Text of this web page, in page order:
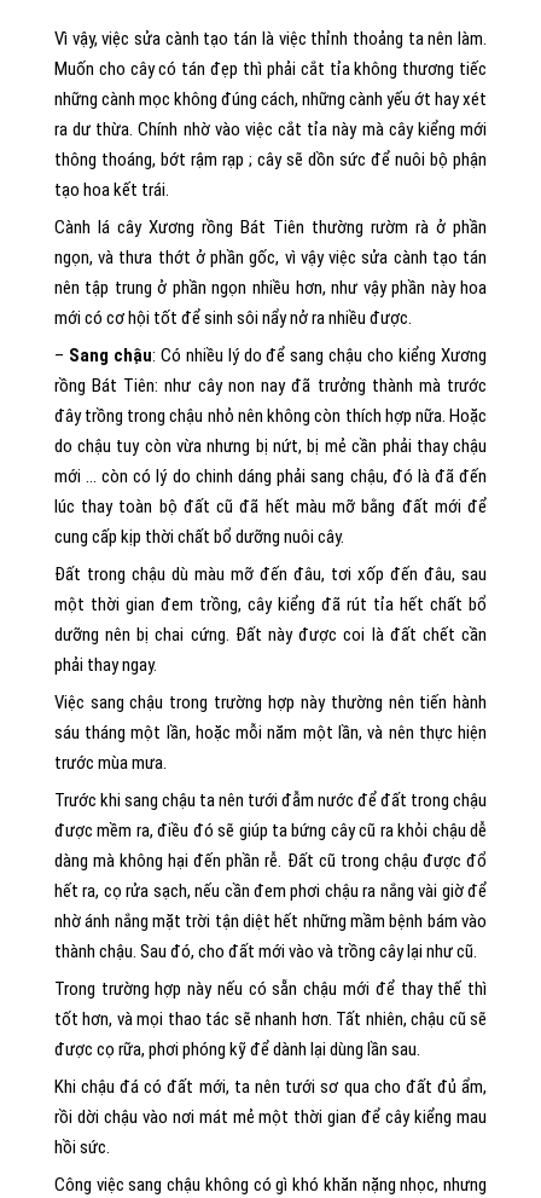
Vì vậy, việc sửa cành tạo tán là việc thỉnh thoảng ta nên làm.
Muốn cho cây có tán đẹp thì phải cắt tỉa không thương tiếc
những cành mọc không đúng cách, những cành yếu ớt hay xét
ra dư thừa. Chính nhờ vào việc cắt tỉa này mà cây kiểng mới
thông thoáng, bớt rậm rạp ; cây sẽ dồn sức để nuôi bộ phận
tạo hoa kết trái.
Cành lá cây Xương rồng Bát Tiên thường rườm rà ở phần
ngọn, và thưa thớt ở phần gốc, vì vậy việc sửa cành tạo tán
nên tập trung ở phần ngọn nhiều hơn, như vậy phần này hoa
mới có cơ hội tốt để sinh sôi nẩy nở ra nhiều được.
– Sang chậu: Có nhiều lý do để sang chậu cho kiểng Xương
rồng Bát Tiên: như cây non nay đã trưởng thành mà trước
đây trồng trong chậu nhỏ nên không còn thích hợp nữa. Hoặc
do chậu tuy còn vừa nhưng bị nứt, bị mẻ cần phải thay chậu
mới … còn có lý do chinh dáng phải sang chậu, đó là đã đến
lúc thay toàn bộ đất cũ đã hết màu mỡ bằng đất mới để
cung cấp kịp thời chất bổ dưỡng nuôi cây.
Đất trong chậu dù màu mỡ đến đâu, tơi xốp đến đâu, sau
một thời gian đem trồng, cây kiểng đã rút tỉa hết chất bổ
dưỡng nên bị chai cứng. Đất này được coi là đất chết cần
phải thay ngay.
Việc sang chậu trong trường hợp này thường nên tiến hành
sáu tháng một lần, hoặc mỗi năm một lần, và nên thực hiện
trước mùa mưa.
Trước khi sang chậu ta nên tưới đẫm nước để đất trong chậu
được mềm ra, điều đó sẽ giúp ta bứng cây cũ ra khỏi chậu dễ
dàng mà không hại đến phần rễ. Đất cũ trong chậu được đổ
hết ra, cọ rửa sạch, nếu cần đem phơi chậu ra nắng vài giờ để
nhờ ánh nắng mặt trời tận diệt hết những mầm bệnh bám vào
thành chậu. Sau đó, cho đất mới vào và trồng cây lại như cũ.
Trong trường hợp này nếu có sẵn chậu mới để thay thế thì
tốt hơn, và mọi thao tác sẽ nhanh hơn. Tất nhiên, chậu cũ sẽ
được cọ rữa, phơi phóng kỹ để dành lại dùng lần sau.
Khi chậu đá có đất mới, ta nên tưới sơ qua cho đất đủ ẩm,
rồi dời chậu vào nơi mát mẻ một thời gian để cây kiểng mau
hồi sức.
Công việc sang chậu không có gì khó khăn nặng nhọc, nhưng